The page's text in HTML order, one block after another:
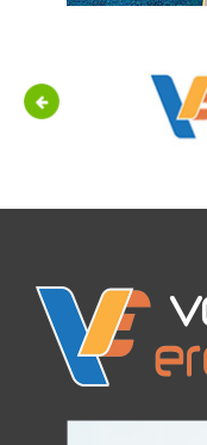
Previous